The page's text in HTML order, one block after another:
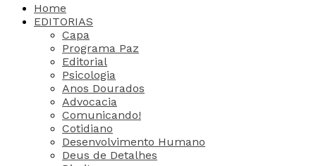
Home
EDITORIAS
Capa
Programa Paz
Editorial
Psicologia
Anos Dourados
Advocacia
Comunicando!
Cotidiano
Desenvolvimento Humano
Deus de Detalhes